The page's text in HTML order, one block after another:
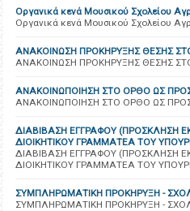
Οργανικά κενά Μουσικού Σχολείου
Οργανικά κενά Μουσικού Σχολείου
ANAKOINΩΣΗ ΠΡΟΚΗΡΥΞΗΣ ΘΕΣΗΣ
ANAKOINΩΣΗ ΠΡΟΚΗΡΥΞΗΣ ΘΕΣΗΣ
ΑΝΑΚΟΙΝΩΠΟΙΗΣΗ ΣΤΟ ΟΡΘΟ ΩΣ
ΑΝΑΚΟΙΝΩΠΟΙΗΣΗ ΣΤΟ ΟΡΘΟ ΩΣ
ΔΙΑΒΙΒΑΣΗ ΕΓΓΡΑΦΟΥ (ΠΡΟΣΚΛΗΣΗ
ΔΙΟΙΚΗΤΙΚΟΥ ΓΡΑΜΜΑΤΕΑ ΤΟΥ
ΔΙΑΒΙΒΑΣΗ ΕΓΓΡΑΦΟΥ (ΠΡΟΣΚΛΗΣΗ
ΔΙΟΙΚΗΤΙΚΟΥ ΓΡΑΜΜΑΤΕΑ ΤΟΥ
ΣΥΜΠΛΗΡΩΜΑΤΙΚΗ ΠΡΟΚΗΡΥΞΗ -
ΣΥΜΠΛΗΡΩΜΑΤΙΚΗ ΠΡΟΚΗΡΥΞΗ -